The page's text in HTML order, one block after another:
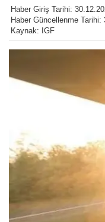
Haber Giriş Tarihi:
Haber Güncellenme Tarihi:
Kaynak: IGF